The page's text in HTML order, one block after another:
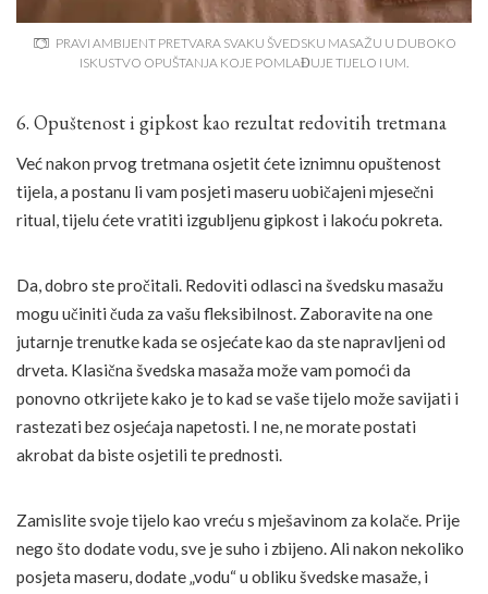
PRAVI AMBIJENT PRETVARA SVAKU ŠVEDSKU MASAŽU U DUBOKO
ISKUSTVO OPUŠTANJA KOJE POMLAĐUJE TIJELO I UM.
6. Opuštenost i gipkost kao rezultat redovitih tretmana
Već nakon prvog tretmana osjetit ćete iznimnu opuštenost
tijela, a postanu li vam posjeti maseru uobičajeni mjesečni
ritual, tijelu ćete vratiti izgubljenu gipkost i lakoću pokreta.
Da, dobro ste pročitali. Redoviti odlasci na švedsku masažu
mogu učiniti čuda za vašu fleksibilnost. Zaboravite na one
jutarnje trenutke kada se osjećate kao da ste napravljeni od
drveta. Klasična švedska masaža može vam pomoći da
ponovno otkrijete kako je to kad se vaše tijelo može savijati i
rastezati bez osjećaja napetosti. I ne, ne morate postati
akrobat da biste osjetili te prednosti.
Zamislite svoje tijelo kao vreću s mješavinom za kolače. Prije
nego što dodate vodu, sve je suho i zbijeno. Ali nakon nekoliko
posjeta maseru, dodate „vodu“ u obliku švedske masaže, i